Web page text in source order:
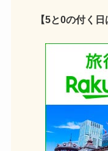
【5と0の付く